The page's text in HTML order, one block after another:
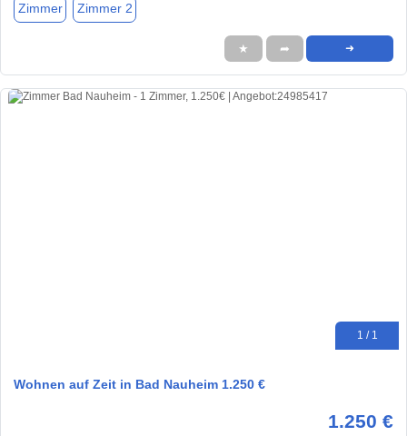
Zimmer Zimmer 2
★ ➦ ➜
1 / 1
Wohnen auf Zeit in Bad Nauheim 1.250 €
1.250 €